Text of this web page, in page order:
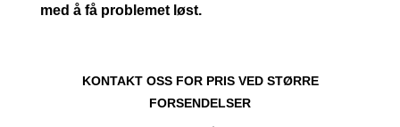
med å få problemet løst.
KONTAKT OSS FOR PRIS VED STØRRE
FORSENDELSER